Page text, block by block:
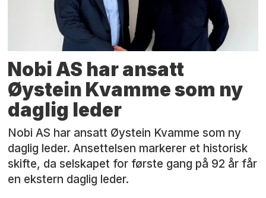
Nobi AS har ansatt
Øystein Kvamme som ny
daglig leder
Nobi AS har ansatt Øystein Kvamme som ny
daglig leder. Ansettelsen markerer et historisk
skifte, da selskapet for første gang på 92 år får
en ekstern daglig leder.